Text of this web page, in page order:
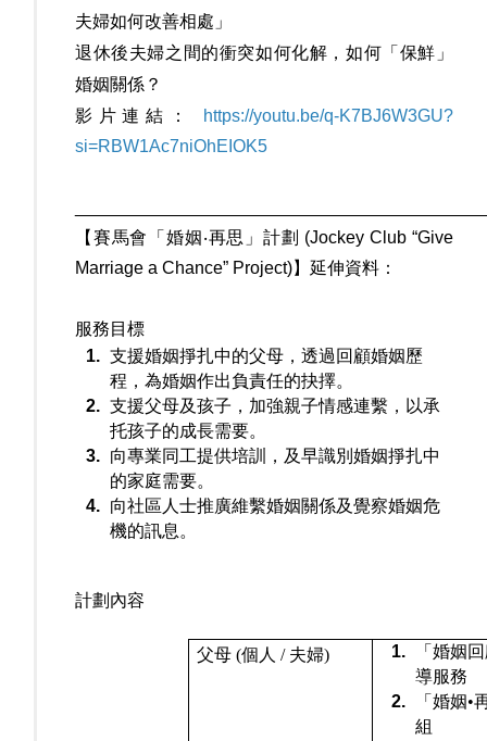
夫婦如何改善相處」
退休後夫婦之間的衝突如何化解，如何「保鮮」
婚姻關係？
影片連結：
https://youtu.be/q-K7BJ6W3GU?
si=RBW1Ac7niOhEIOK5
【賽馬會「婚姻‧再思」計劃 (Jockey Club “Give
Marriage a Chance” Project)】延伸資料：
服務目標
支援婚姻掙扎中的父母，透過回顧婚姻歷
程，為婚姻作出負責任的抉擇。
支援父母及孩子，加強親子情感連繫，以承
托孩子的成長需要。
向專業同工提供培訓，及早識別婚姻掙扎中
的家庭需要。
向社區人士推廣維繫婚姻關係及覺察婚姻危
機的訊息。
計劃內容
父母 (個人 / 夫婦)
「婚姻
導服務
「婚姻•
組